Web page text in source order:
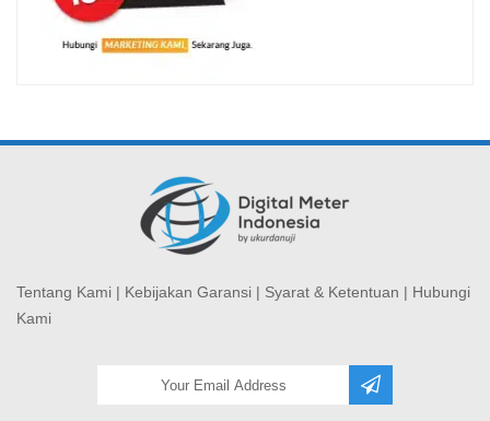
Tentang Kami | Kebijakan Garansi | Syarat & Ketentuan | Hubungi
Kami